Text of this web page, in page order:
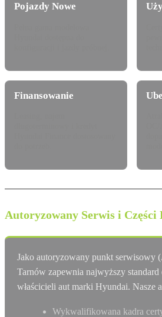
Pojazdy Nowe
Finansowanie
Autoryzowany Serwis i
Jako autoryzowany punkt serwisowy
Tarnów zapewnia najwyższy standard
właścicieli aut marki Hyundai. Nasze
Wykwalifikowana kadra